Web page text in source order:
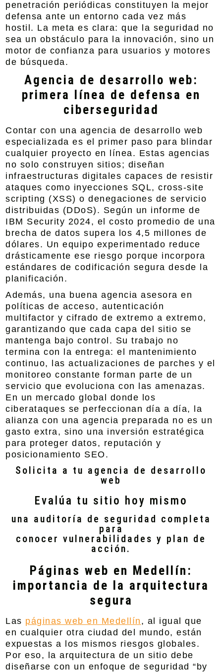
penetración periódicas constituyen la mejor
defensa ante un entorno cada vez más
hostil. La meta es clara: que la seguridad no
sea un obstáculo para la innovación, sino un
motor de confianza para usuarios y motores
de búsqueda.
Agencia de desarrollo web:
primera línea de defensa en
ciberseguridad
Contar con una agencia de desarrollo web
especializada es el primer paso para blindar
cualquier proyecto en línea. Estas agencias
no solo construyen sitios; diseñan
infraestructuras digitales capaces de resistir
ataques como inyecciones SQL, cross-site
scripting (XSS) o denegaciones de servicio
distribuidas (DDoS). Según un informe de
IBM Security 2024, el costo promedio de una
brecha de datos supera los 4,5 millones de
dólares. Un equipo experimentado reduce
drásticamente ese riesgo porque incorpora
estándares de codificación segura desde la
planificación.
Además, una buena agencia asesora en
políticas de acceso, autenticación
multifactor y cifrado de extremo a extremo,
garantizando que cada capa del sitio se
mantenga bajo control. Su trabajo no
termina con la entrega: el mantenimiento
continuo, las actualizaciones de parches y el
monitoreo constante forman parte de un
servicio que evoluciona con las amenazas.
En un mercado global donde los
ciberataques se perfeccionan día a día, la
alianza con una agencia preparada no es un
gasto extra, sino una inversión estratégica
para proteger datos, reputación y
posicionamiento SEO.
Solicita a tu agencia de desarrollo
web
Evalúa tu sitio hoy mismo
una auditoría de seguridad completa
para
conocer vulnerabilidades y plan de
acción.
Páginas web en Medellín:
importancia de la arquitectura
segura
Las páginas web en Medellín , al igual que
en cualquier otra ciudad del mundo, están
expuestas a los mismos riesgos globales.
Por eso, la arquitectura de un sitio debe
diseñarse con un enfoque de seguridad “by